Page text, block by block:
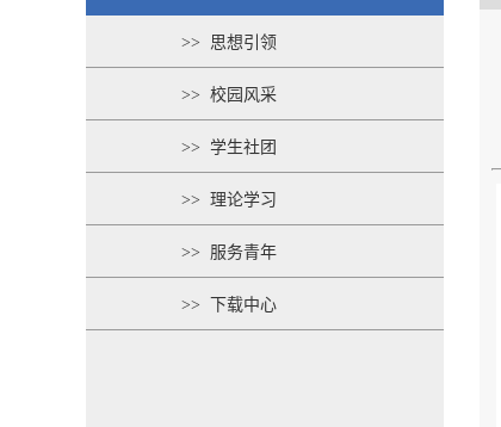
>> 思想引领
>> 校园风采
>> 学生社团
>> 理论学习
>> 服务青年
>> 下载中心